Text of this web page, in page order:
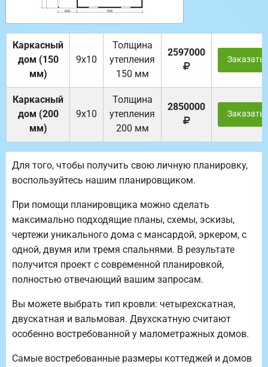
Каркасный
дом (150
мм)
9х10
Толщина
утепления
150 мм
2597000
Заказать
Каркасный
дом (200
мм)
9х10
Толщина
утепления
200 мм
2850000
Заказать
Для того, чтобы получить свою личную планировку,
воспользуйтесь нашим планировщиком.
При помощи планировщика можно сделать
максимально подходящие планы, схемы, эскизы,
чертежи уникального дома с мансардой, эркером, с
одной, двумя или тремя спальнями. В результате
получится проект с современной планировкой,
полностью отвечающий вашим запросам.
Вы можете выбрать тип кровли: четырехскатная,
двускатная и вальмовая. Двухскатную считают
особенно востребованной у малометражных домов.
Самые востребованные размеры коттеджей и домов